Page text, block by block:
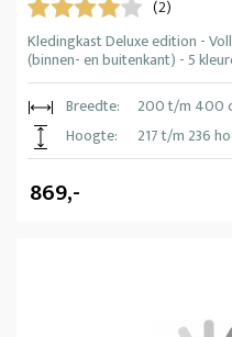
(2)
Kledingkast Deluxe edition -
(binnen- en buitenkant) - 5
Breedte:
200 t/m 400
Hoogte:
217 t/m 236
869,-